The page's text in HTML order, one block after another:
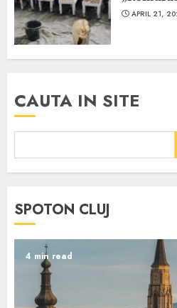
APRIL 21,
CAUTA IN SITE
SPOTON CLUJ
4 min read